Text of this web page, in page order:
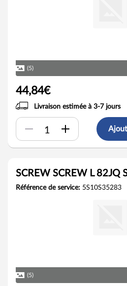
(5)
44,84€
Livraison estimée à 3-7 jours
SCREW SCREW L 82JQ
Référence de service: 5S10S35283
(5)